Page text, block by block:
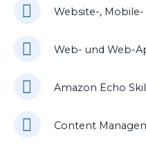
Website-,
Web- und Web-
Amazon Echo
Content